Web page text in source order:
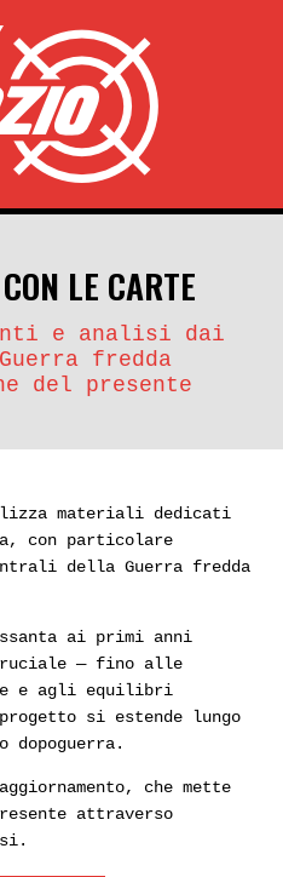
search account_circle
LE CARTE
e analisi dai
fredda
del presente
materiali dedicati
con particolare
della Guerra fredda
ai primi anni
— fino alle
e agli equilibri
si estende lungo
dopoguerra.
che mette
attraverso